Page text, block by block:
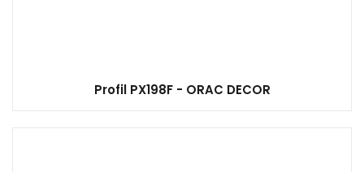
Profil PX198F - ORAC DECOR